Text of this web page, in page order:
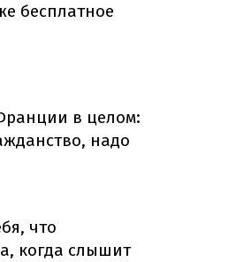
бесплатное
в целом:
надо
что
когда слышит